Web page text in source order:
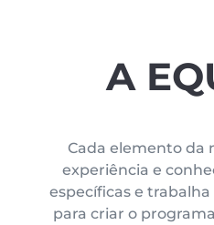
A
Cada elemento da
experiência e
específicas e
para criar o